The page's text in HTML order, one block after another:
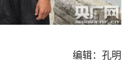
编辑：孔明